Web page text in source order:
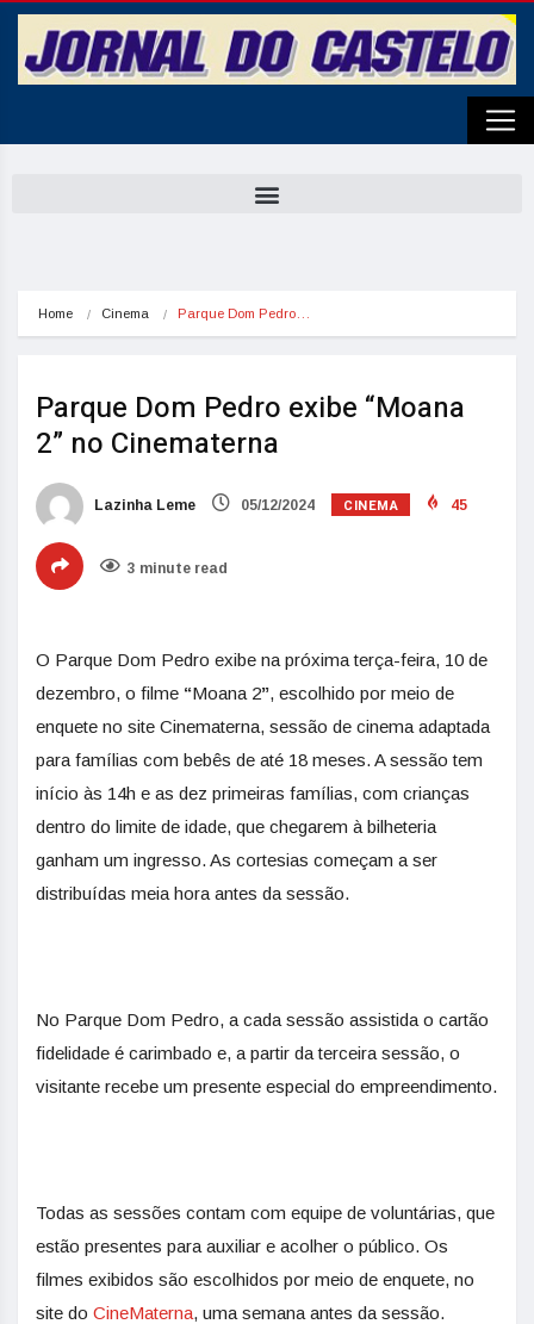
Home Cinema Parque Dom Pedro…
Parque Dom Pedro exibe “Moana
2” no Cinematerna
Lazinha Leme 05/12/2024 CINEMA 45
3 minute read
O Parque Dom Pedro exibe na próxima terça-feira, 10 de
dezembro, o filme “Moana 2”, escolhido por meio de
enquete no site Cinematerna, sessão de cinema adaptada
para famílias com bebês de até 18 meses. A sessão tem
início às 14h e as dez primeiras famílias, com crianças
dentro do limite de idade, que chegarem à bilheteria
ganham um ingresso. As cortesias começam a ser
distribuídas meia hora antes da sessão.
No Parque Dom Pedro, a cada sessão assistida o cartão
fidelidade é carimbado e, a partir da terceira sessão, o
visitante recebe um presente especial do empreendimento.
Todas as sessões contam com equipe de voluntárias, que
estão presentes para auxiliar e acolher o público. Os
filmes exibidos são escolhidos por meio de enquete, no
site do CineMaterna, uma semana antes da sessão.